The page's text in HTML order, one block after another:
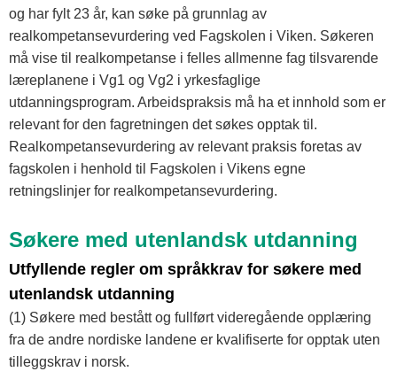
og har fylt 23 år, kan søke på grunnlag av
realkompetansevurdering ved Fagskolen i Viken. Søkeren
må vise til realkompetanse i felles allmenne fag tilsvarende
læreplanene i Vg1 og Vg2 i yrkesfaglige
utdanningsprogram. Arbeidspraksis må ha et innhold som er
relevant for den fagretningen det søkes opptak til.
Realkompetansevurdering av relevant praksis foretas av
fagskolen i henhold til Fagskolen i Vikens egne
retningslinjer for realkompetansevurdering.
Søkere med utenlandsk utdanning
Utfyllende regler om språkkrav for søkere med
utenlandsk utdanning
(1) Søkere med bestått og fullført videregående opplæring
fra de andre nordiske landene er kvalifiserte for opptak uten
tilleggskrav i norsk.